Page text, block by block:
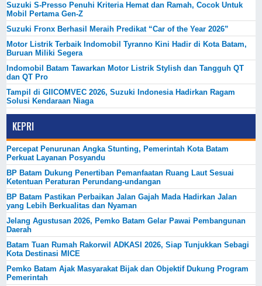
Suzuki S-Presso Penuhi Kriteria Hemat dan Ramah, Cocok Untuk
Mobil Pertama Gen-Z
Suzuki Fronx Berhasil Meraih Predikat “Car of the Year 2026”
Motor Listrik Terbaik Indomobil Tyranno Kini Hadir di Kota Batam,
Buruan Miliki Segera
Indomobil Batam Tawarkan Motor Listrik Stylish dan Tangguh QT
dan QT Pro
Tampil di GIICOMVEC 2026, Suzuki Indonesia Hadirkan Ragam
Solusi Kendaraan Niaga
KEPRI
Percepat Penurunan Angka Stunting, Pemerintah Kota Batam
Perkuat Layanan Posyandu
BP Batam Dukung Penertiban Pemanfaatan Ruang Laut Sesuai
Ketentuan Peraturan Perundang-undangan
BP Batam Pastikan Perbaikan Jalan Gajah Mada Hadirkan Jalan
yang Lebih Berkualitas dan Nyaman
Jelang Agustusan 2026, Pemko Batam Gelar Pawai Pembangunan
Daerah
Batam Tuan Rumah Rakorwil ADKASI 2026, Siap Tunjukkan Sebagi
Kota Destinasi MICE
Pemko Batam Ajak Masyarakat Bijak dan Objektif Dukung Program
Pemerintah